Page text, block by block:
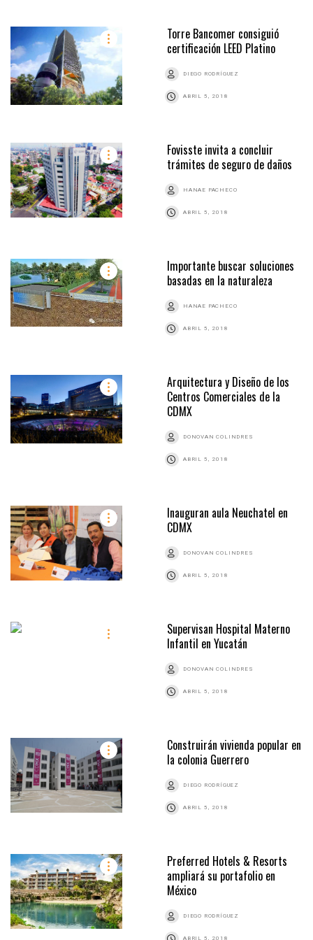
Torre Bancomer consiguió
certificación LEED Platino
DIEGO RODRÍGUEZ
ABRIL 5, 2018
Fovisste invita a concluir
trámites de seguro de daños
HANAE PACHECO
ABRIL 5, 2018
Importante buscar soluciones
basadas en la naturaleza
HANAE PACHECO
ABRIL 5, 2018
Arquitectura y Diseño de los
Centros Comerciales de la
CDMX
DONOVAN COLINDRES
ABRIL 5, 2018
Inauguran aula Neuchatel en
CDMX
DONOVAN COLINDRES
ABRIL 5, 2018
Supervisan Hospital Materno
Infantil en Yucatán
DONOVAN COLINDRES
ABRIL 5, 2018
Construirán vivienda popular en
la colonia Guerrero
DIEGO RODRÍGUEZ
ABRIL 5, 2018
Preferred Hotels & Resorts
ampliará su portafolio en
México
DIEGO RODRÍGUEZ
ABRIL 5, 2018